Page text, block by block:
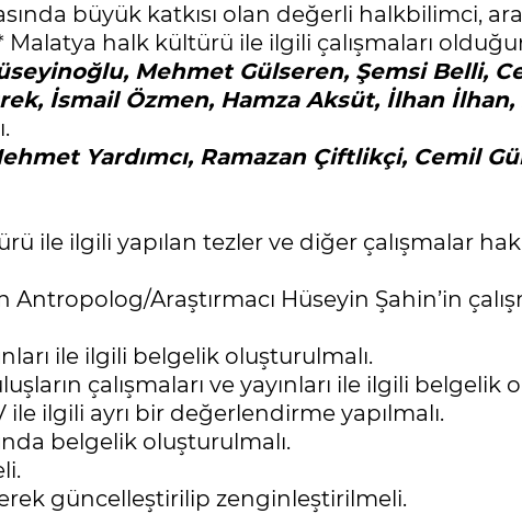
büyük katkısı olan değerli halkbilimci,
halk kültürü ile ilgili çalışmaları
Mehmet Gülseren, Şemsi Belli,
İsmail Özmen, Hamza Aksüt, İlhan
Yardımcı, Ramazan Çiftlikçi, Cemil
ile ilgili yapılan tezler ve diğer çalışmalar
Araştırmacı Hüseyin Şahin’in
ile ilgili belgelik oluşturulmalı.
çalışmaları ve yayınları ile ilgili belgelik
ilgili ayrı bir değerlendirme yapılmalı.
belgelik oluşturulmalı.
güncelleştirilip zenginleştirilmeli.